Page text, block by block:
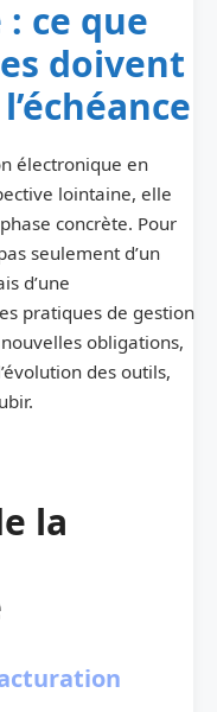
ce que
doivent
électronique en
lointaine, elle
concrète. Pour
seulement d’un
d’une
pratiques de gestion
obligations,
des outils,
la